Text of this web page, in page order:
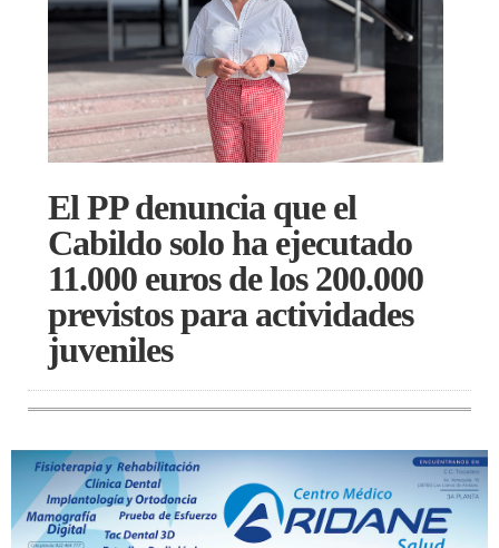
El PP denuncia que el
Cabildo solo ha ejecutado
11.000 euros de los 200.000
previstos para actividades
juveniles